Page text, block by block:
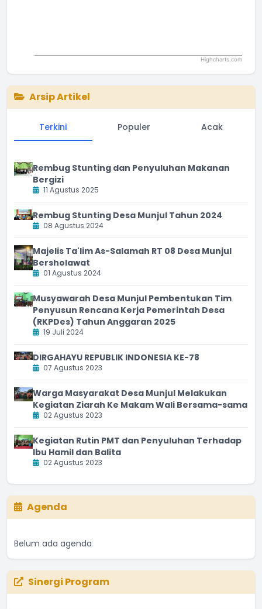
Highcharts.com
Arsip Artikel
Terkini Populer Acak
Rembug Stunting dan Penyuluhan Makanan
Bergizi
11 Agustus 2025
Rembug Stunting Desa Munjul Tahun 2024
08 Agustus 2024
Majelis Ta'lim As-Salamah RT 08 Desa Munjul
Bersholawat
01 Agustus 2024
Musyawarah Desa Munjul Pembentukan Tim
Penyusun Rencana Kerja Pemerintah Desa
(RKPDes) Tahun Anggaran 2025
19 Juli 2024
DIRGAHAYU REPUBLIK INDONESIA KE-78
07 Agustus 2023
Warga Masyarakat Desa Munjul Melakukan
Kegiatan Ziarah Ke Makam Wali Bersama-sama
02 Agustus 2023
Kegiatan Rutin PMT dan Penyuluhan Terhadap
Ibu Hamil dan Balita
02 Agustus 2023
Agenda
Belum ada agenda
Sinergi Program